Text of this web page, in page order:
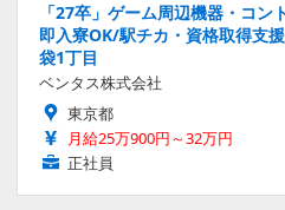
「27卒」ゲーム周辺機器・コ
即入寮OK/駅チカ・資格取得支
袋1丁目
ベンタス株式会社
東京都
月給25万900円～32万円
正社員